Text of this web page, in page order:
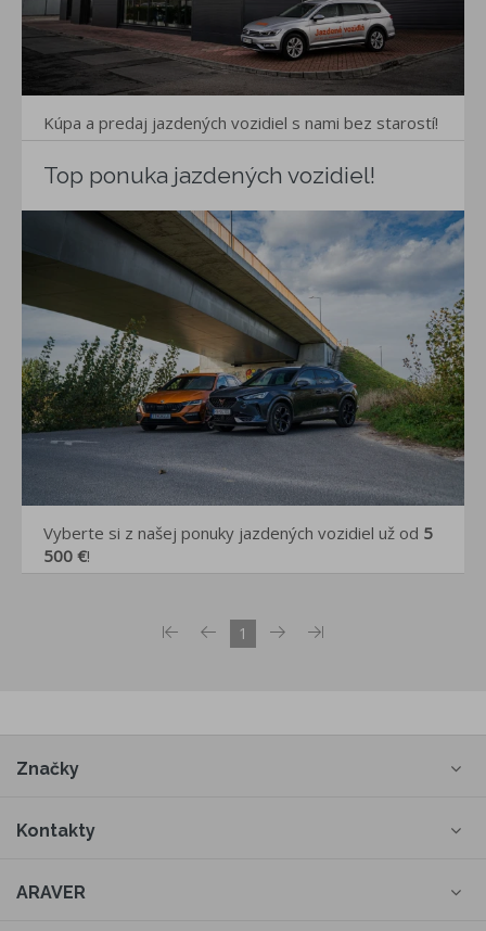
Kúpa a predaj jazdených vozidiel s nami bez starostí!
Top ponuka jazdených vozidiel!
Vyberte si z našej ponuky jazdených vozidiel už od 5
500 €!
1
Značky
Kontakty
ARAVER